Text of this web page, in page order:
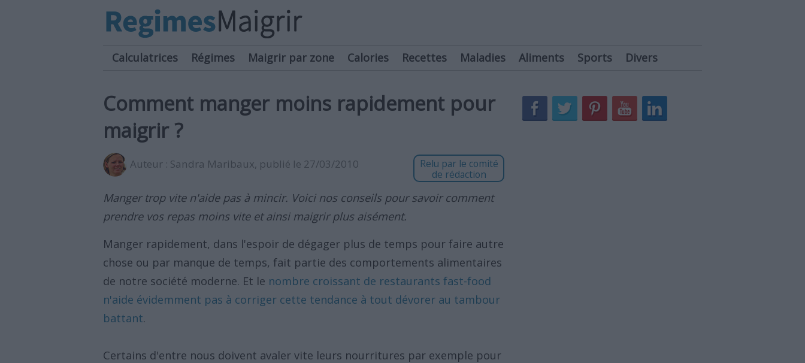
Calculatrices Régimes Maigrir par zone Calories Recettes Maladies Aliments Sports Divers
Comment manger moins rapidement pour
maigrir ?
Auteur : Sandra Maribaux, publié le 27/03/2010
Relu par le comité
de rédaction
Manger trop vite n'aide pas à mincir. Voici nos conseils pour savoir comment
prendre vos repas moins vite et ainsi maigrir plus aisément.
Manger rapidement, dans l'espoir de dégager plus de temps pour faire autre
chose ou par manque de temps, fait partie des comportements alimentaires
de notre société moderne. Et le nombre croissant de restaurants fast-food
n'aide évidemment pas à corriger cette tendance à tout dévorer au tambour
battant.
Certains d'entre nous doivent avaler vite leurs nourritures par exemple pour